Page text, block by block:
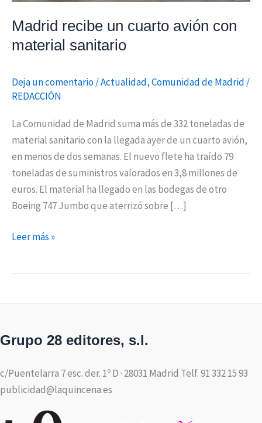
Madrid recibe un cuarto avión con
material sanitario
Deja un comentario/Actualidad,Comunidad de Madrid /
REDACCIÓN
La Comunidad de Madrid suma más de 332 toneladas de
material sanitario con la llegada ayer de un cuarto avión,
en menos de dos semanas. El nuevo flete ha traído 79
toneladas de suministros valorados en 3,8 millones de
euros. El material ha llegado en las bodegas de otro
Boeing 747 Jumbo que aterrizó sobre […]
Leer más »
Grupo 28 editores, s.l.
c/Puentelarra 7 esc. der. 1º D · 28031 Madrid Telf. 91 332 15 93
publicidad@laquincena.es